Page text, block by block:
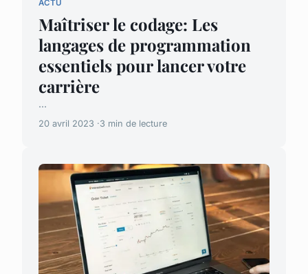
ACTU
Maîtriser le codage: Les
langages de programmation
essentiels pour lancer votre
carrière
...
20 avril 2023 3 min de lecture